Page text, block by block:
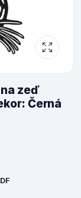
zeď
Černá